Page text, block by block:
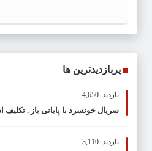
پربازدیدترین ها
بازدید: 4,650
سریال خونسرد با پایانی باز .
بازدید: 3,110